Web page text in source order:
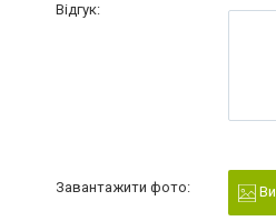
Відгук:
Завантажити фото: